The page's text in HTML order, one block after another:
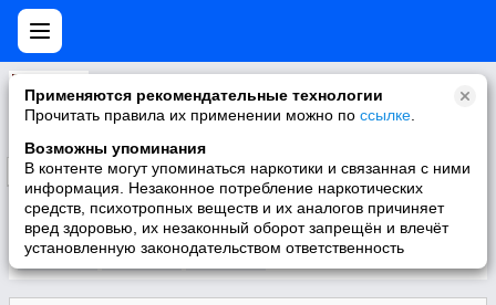
Применяются рекомендательные технологии
Прочитать правила их применении можно по ссылке
Возможны упоминания
В контенте могут упоминаться наркотики и связанная с ними
информация. Незаконное потребление наркотических
средств, психотропных веществ и их аналогов причиняет
вред здоровью, их незаконный оборот запрещён и влечёт
установленную законодательством ответственность
Подписаться
Участники О группе